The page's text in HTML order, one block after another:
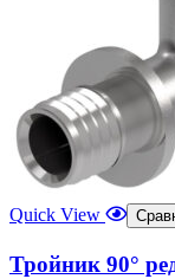
Quick View
Тройник 90°